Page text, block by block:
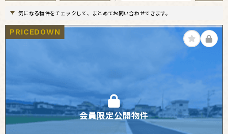
気になる物件をチェックして、まとめてお問い合わせできます。
会員限定公開物件
PRICEDOWN